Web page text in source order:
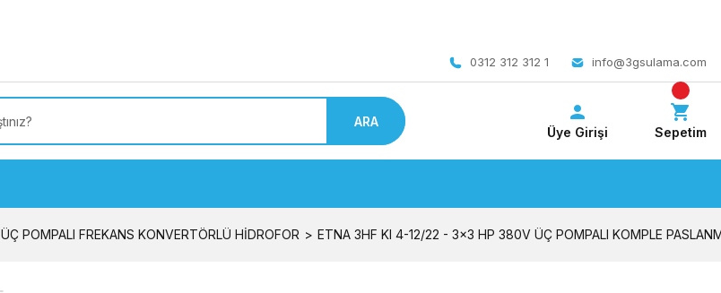
0312 312 312 1 info@3gsulama.com
ARA
Üye Girişi Sepetim
ÜÇ POMPALI FREKANS KONVERTÖRLÜ HİDROFOR ETNA 3HF KI 4-12/22 - 3x3 HP 380V ÜÇ POMPALI KOMPLE